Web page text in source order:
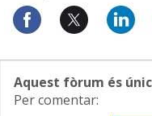
Aquest fòrum és
Per comentar: